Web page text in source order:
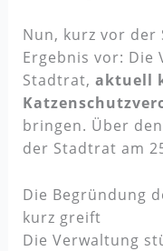
Nun, kurz vor der
Ergebnis vor: Die
Stadtrat, aktuell
bringen. Über
der Stadtrat am
Die Begründung
kurz greift
Die Verwaltung